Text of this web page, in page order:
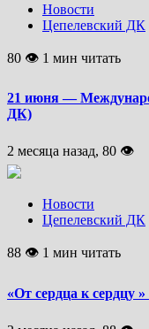
Новости
Цепелевский ДК
80 👁 1 мин читать
21 июня —
ДК)
2 месяца назад, 80 👁
Новости
Цепелевский ДК
88 👁 1 мин читать
«От сердца к сердцу